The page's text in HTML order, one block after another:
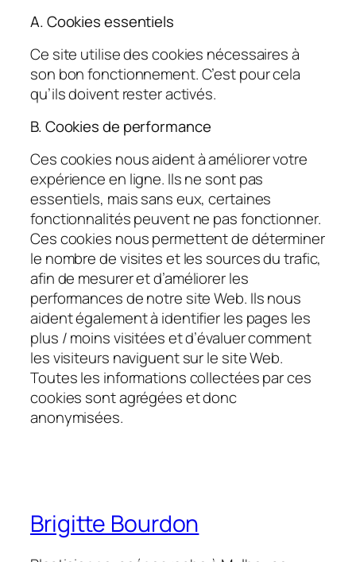
A. Cookies essentiels
Ce site utilise des cookies nécessaires à
son bon fonctionnement. C’est pour cela
qu’ils doivent rester activés.
B. Cookies de performance
Ces cookies nous aident à améliorer votre
expérience en ligne. Ils ne sont pas
essentiels, mais sans eux, certaines
fonctionnalités peuvent ne pas fonctionner.
Ces cookies nous permettent de déterminer
le nombre de visites et les sources du trafic,
afin de mesurer et d’améliorer les
performances de notre site Web. Ils nous
aident également à identifier les pages les
plus / moins visitées et d’évaluer comment
les visiteurs naviguent sur le site Web.
Toutes les informations collectées par ces
cookies sont agrégées et donc
anonymisées.
Brigitte Bourdon